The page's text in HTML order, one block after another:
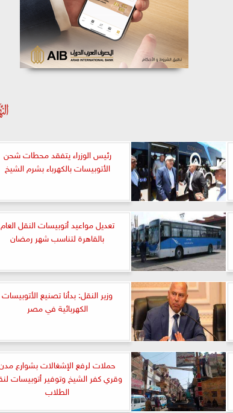
رئيس الوزراء يتفقد محطات شحن
الأتوبيسات بالكهرباء بشرم الشيخ
تعديل مواعيد أتوبيسات النقل العام
بالقاهرة لتناسب شهر رمضان
وزير النقل: بدأنا تصنيع الأتوبيسات
الكهربائية في مصر
حملات لرفع الإشغالات بشوارع
وقري كفر الشيخ وتوفير أتوبيسات
الطلاب